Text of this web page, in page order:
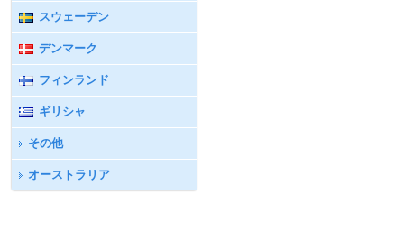
スウェーデン
デンマーク
フィンランド
ギリシャ
その他
オーストラリア